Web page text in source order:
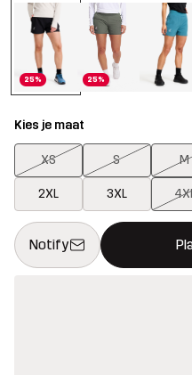
25% 25%
Kies je maat
XS S M
2XL 3XL
Notify
Deze knop opent een
{{size}} niet beschikbaar